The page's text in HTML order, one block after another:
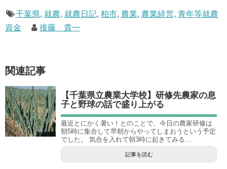
千葉県, 就農, 就農日記, 柏市, 農業, 農業経営, 青年等就農
資金
後藤 貴一
関連記事
【千葉県立農業大学校】研修先農家の息
子と野球の話で盛り上がる
最近とにかく暑い！とのことで、今日の農家研修は
朝5時に集合して早朝からやってしまおうという予定
でした。 気合を入れて朝3時に起きてみる...
記事を読む